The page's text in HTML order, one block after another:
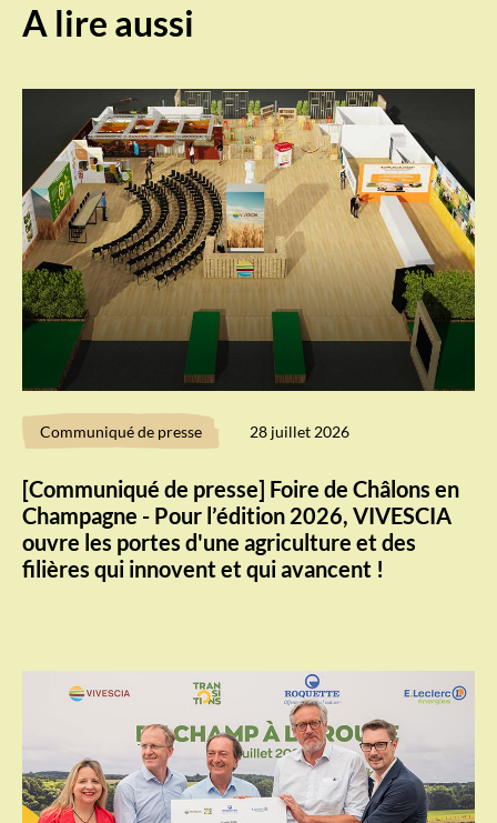
A lire aussi
Communiqué de presse 28 juillet 2026
[Communiqué de presse] Foire de Châlons en
Champagne - Pour l’édition 2026, VIVESCIA
ouvre les portes d'une agriculture et des
filières qui innovent et qui avancent !